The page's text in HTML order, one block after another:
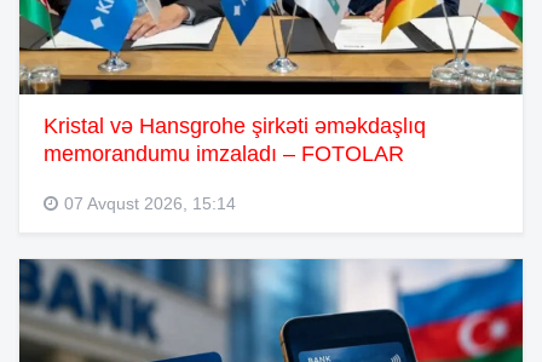
Kristal və Hansgrohe şirkəti əməkdaşlıq
memorandumu imzaladı – FOTOLAR
07 Avqust 2026, 15:14